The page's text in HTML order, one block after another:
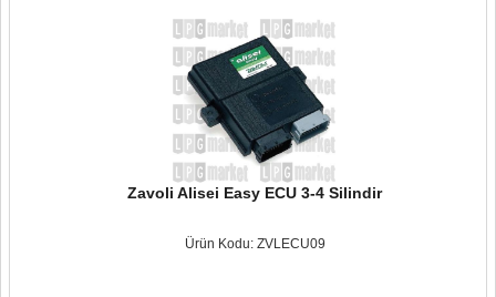
Zavoli Alisei Easy ECU 3-4 Silindir
Ürün Kodu: ZVLECU09